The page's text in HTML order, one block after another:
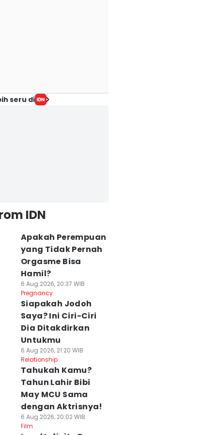
seru di
IDN
Apakah Perempuan
yang Tidak Pernah
Orgasme Bisa
Hamil?
6 Aug 2026, 20:37 WIB
Pregnancy
Siapakah Jodoh
Saya? Ini Ciri-Ciri
Dia Ditakdirkan
Untukmu
6 Aug 2026, 21:20 WIB
Relationship
Tahukah Kamu?
Tahun Lahir Bibi
May MCU Sama
dengan Aktrisnya!
6 Aug 2026, 20:02 WIB
Film